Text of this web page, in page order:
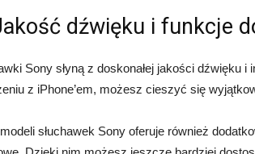
dźwięku i funkcje
Sony słyną z doskonałej jakości
z iPhone’em, możesz cieszyć się
słuchawek Sony oferuje również